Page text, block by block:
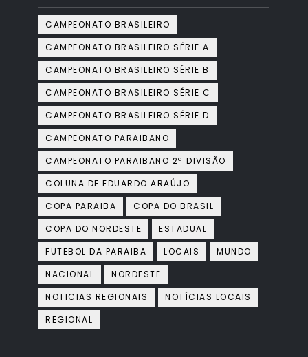
CAMPEONATO BRASILEIRO
CAMPEONATO BRASILEIRO SÉRIE A
CAMPEONATO BRASILEIRO SÉRIE B
CAMPEONATO BRASILEIRO SÉRIE C
CAMPEONATO BRASILEIRO SÉRIE D
CAMPEONATO PARAIBANO
CAMPEONATO PARAIBANO 2ª DIVISÃO
COLUNA DE EDUARDO ARAÚJO
COPA PARAIBA
COPA DO BRASIL
COPA DO NORDESTE
ESTADUAL
FUTEBOL DA PARAIBA
LOCAIS
MUNDO
NACIONAL
NORDESTE
NOTICIAS REGIONAIS
NOTÍCIAS LOCAIS
REGIONAL